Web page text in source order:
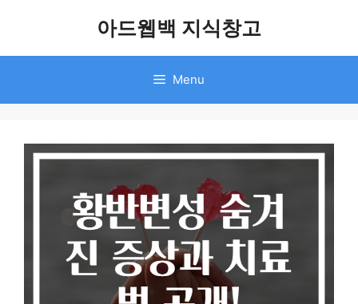
아드웹백 지식창고
Menu